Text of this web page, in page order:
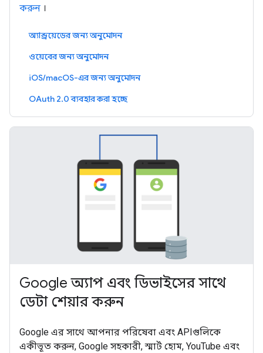
করুন ।
অ্যান্ড্রয়েডের জন্য অনুমোদন
ওয়েবের জন্য অনুমোদন
iOS/macOS-এর জন্য অনুমোদন
OAuth 2.0 ব্যবহার করা হচ্ছে
Google অ্যাপ এবং ডিভাইসের সাথে
ডেটা শেয়ার করুন
Google এর সাথে আপনার পরিষেবা এবং APIগুলিকে
একীভূত করুন, Google সহকারী, স্মার্ট হোম, YouTube এবং